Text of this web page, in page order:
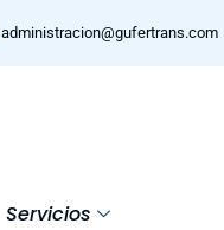
administracion@gufertrans.com
Servicios